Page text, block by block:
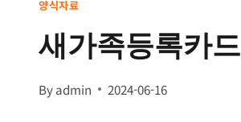
양식자료
새가족등록카드
Byadmin 2024-06-16